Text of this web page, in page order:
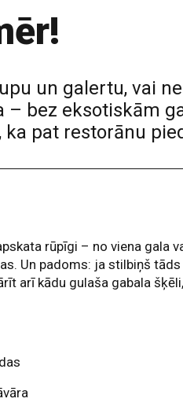
un galertu, vai
bez eksotiskām
pat restorānu
rūpīgi – no viena gala
Un padoms: ja stilbiņš tāds
arī kādu gulaša gabala